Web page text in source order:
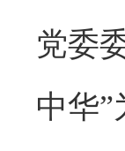
党委
中华